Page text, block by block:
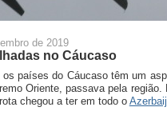
de 2019
no Cáucaso
os países do Cáucaso têm um
Oriente, passava pela
chegou a ter em todo o